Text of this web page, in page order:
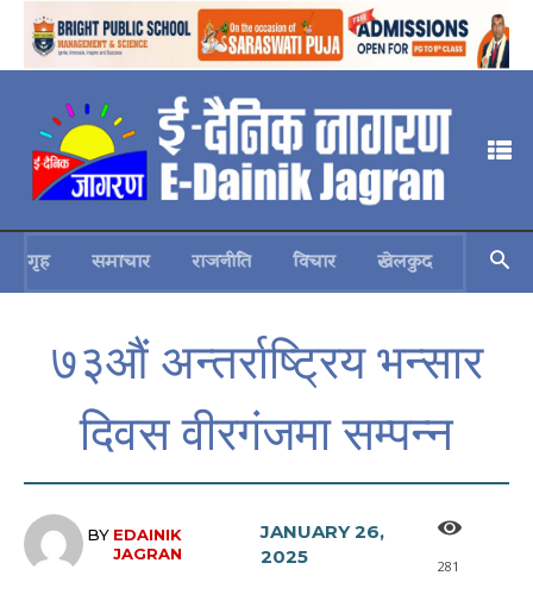
गृह समाचार राजनीति विचार खेलकुद स्वास्थ्य
७३औं अन्तर्राष्ट्रिय भन्सार
दिवस वीरगंजमा सम्पन्न
BY EDAINIK
JAGRAN
JANUARY 26,
2025
281